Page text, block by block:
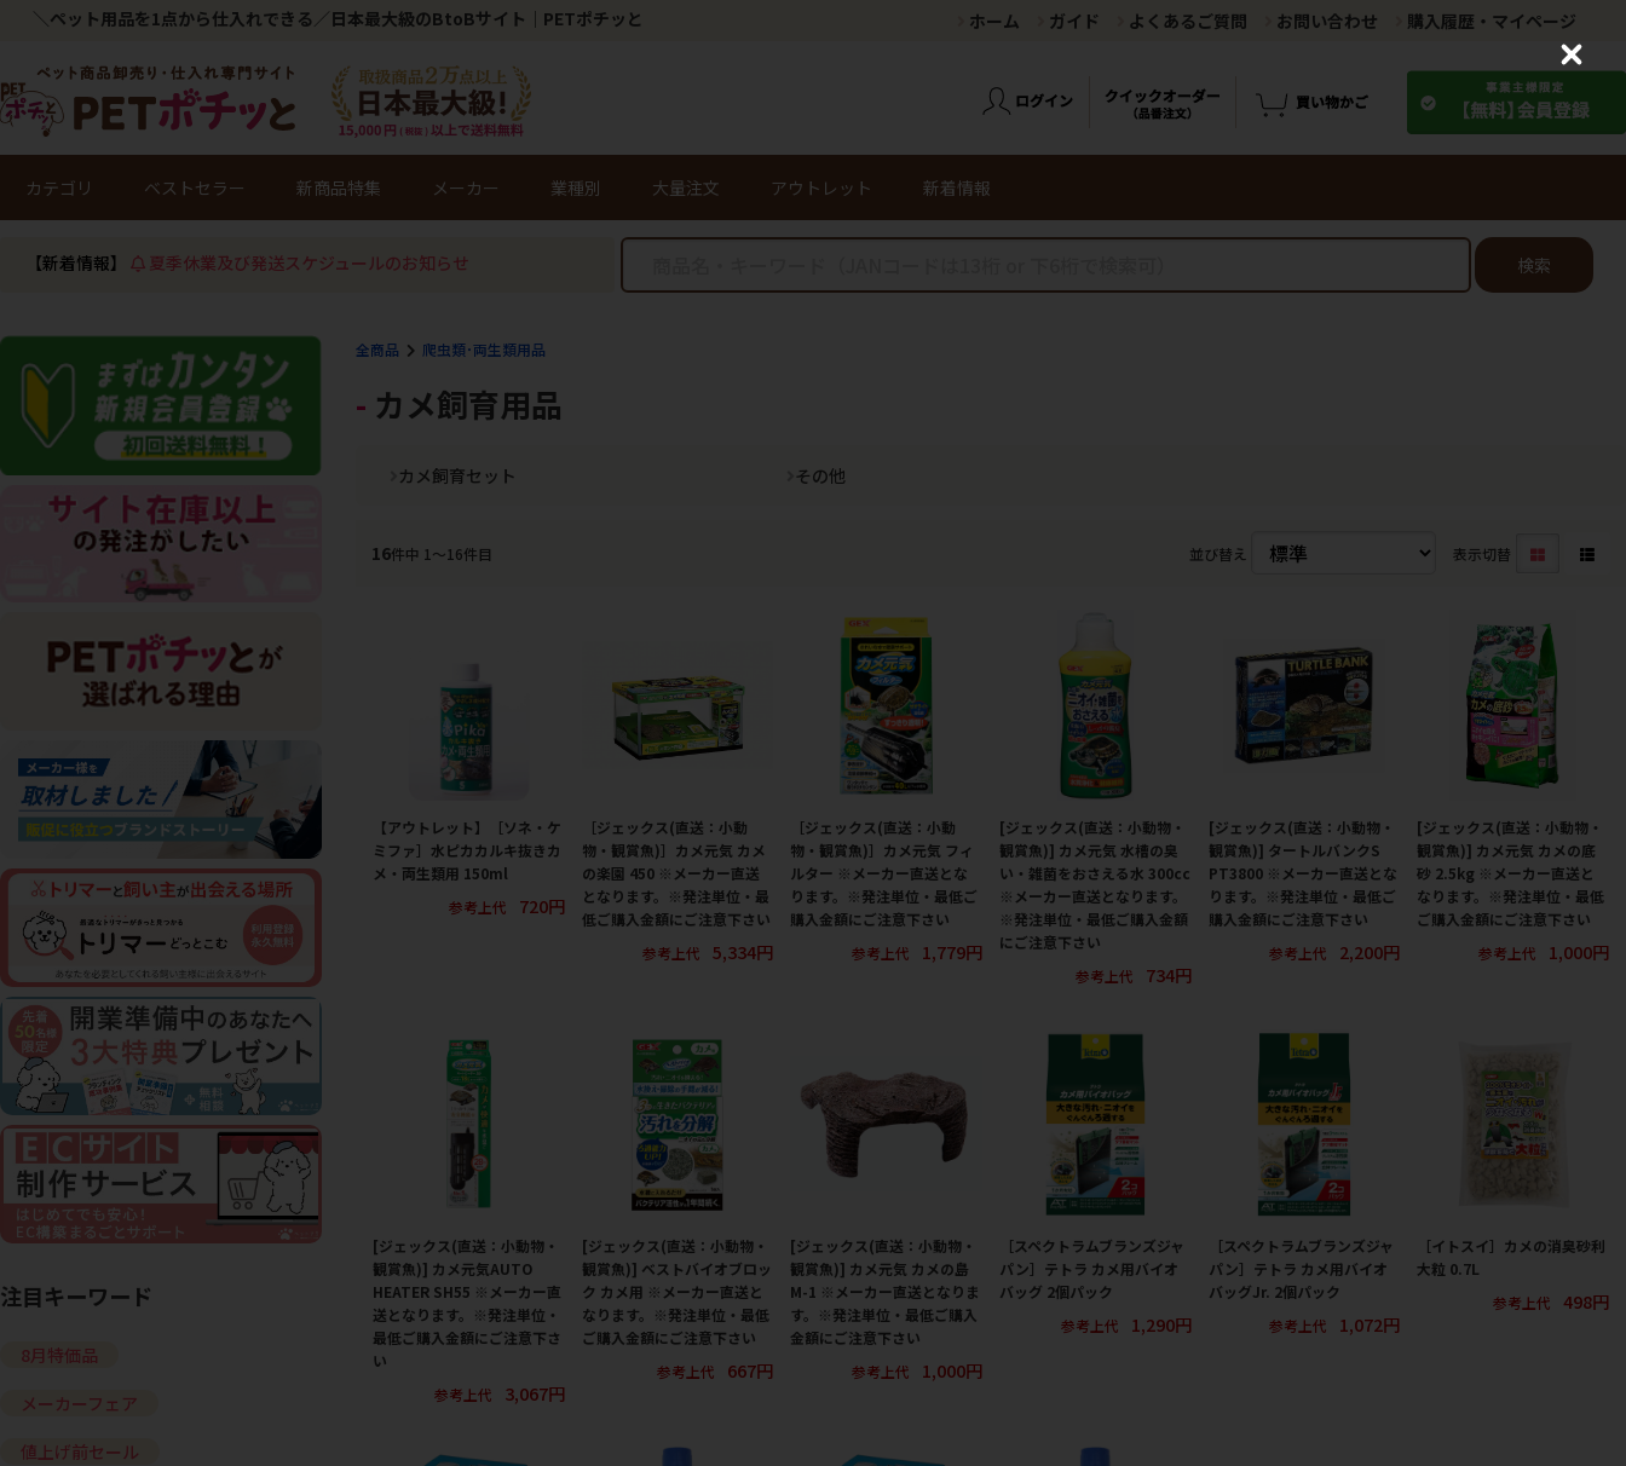
＼ペット用品を1点から仕入れできる／日本最大級のBtoBサイト｜PETポチッと ホーム ガイド よくあるご質問 お問い合わせ 購入履歴・マイページ
カテゴリ ベストセラー 新商品特集 メーカー 業種別 大量注文 アウトレット 新着情報
【新着情報】 夏季休業及び発送スケジュールのお知らせ 検索
全商品 爬虫類･両生類用品
カメ飼育用品
カメ飼育セット その他
16件中 1〜16件目 並び替え 表示切替
【アウトレット】［ソネ・ケ
ミファ］水ピカカルキ抜きカ
メ・両生類用 150ml
参考上代
720円
［ジェックス(直送：小動
物・観賞魚)］カメ元気 カメ
の楽園 450 ※メーカー直送
となります。※発注単位・最
低ご購入金額にご注意下さい
参考上代
5,334円
［ジェックス(直送：小動
物・観賞魚)］カメ元気 フィ
ルター ※メーカー直送とな
ります。※発注単位・最低ご
購入金額にご注意下さい
参考上代
1,779円
[ジェックス(直送：小動物・
観賞魚)] カメ元気 水槽の臭
い・雑菌をおさえる水 300cc
※メーカー直送となります。
※発注単位・最低ご購入金額
にご注意下さい
参考上代
734円
[ジェックス(直送：小動物・
観賞魚)] タートルバンクS
PT3800 ※メーカー直送とな
ります。※発注単位・最低ご
購入金額にご注意下さい
参考上代
2,200円
[ジェックス(直送：小動物・
観賞魚)] カメ元気 カメの底
砂 2.5kg ※メーカー直送と
なります。※発注単位・最低
ご購入金額にご注意下さい
参考上代
1,000円
[ジェックス(直送：小動物・
観賞魚)] カメ元気AUTO
HEATER SH55 ※メーカー直
送となります。※発注単位・
最低ご購入金額にご注意下さ
い
参考上代
3,067円
[ジェックス(直送：小動物・
観賞魚)] ベストバイオブロッ
ク カメ用 ※メーカー直送と
なります。※発注単位・最低
ご購入金額にご注意下さい
参考上代
667円
[ジェックス(直送：小動物・
観賞魚)] カメ元気 カメの島
M-1 ※メーカー直送となりま
す。※発注単位・最低ご購入
金額にご注意下さい
参考上代
1,000円
［スペクトラムブランズジャ
パン］テトラ カメ用バイオ
バッグ 2個パック
参考上代
1,290円
［スペクトラムブランズジャ
パン］テトラ カメ用バイオ
バッグJr. 2個パック
参考上代
1,072円
［イトスイ］カメの消臭砂利
大粒 0.7L
参考上代
498円
注目キーワード
8月特価品
メーカーフェア
値上げ前セール
C
o
s
e